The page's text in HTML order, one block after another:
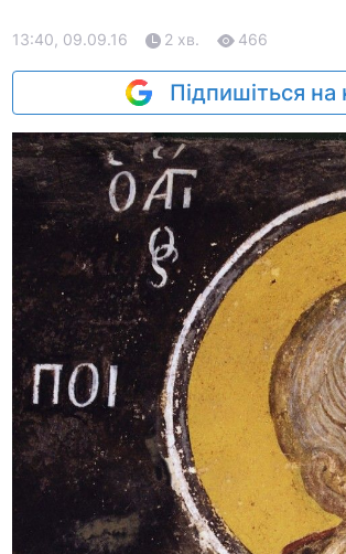
13:40, 09.09.16 2 хв. 466
Підпишіться на